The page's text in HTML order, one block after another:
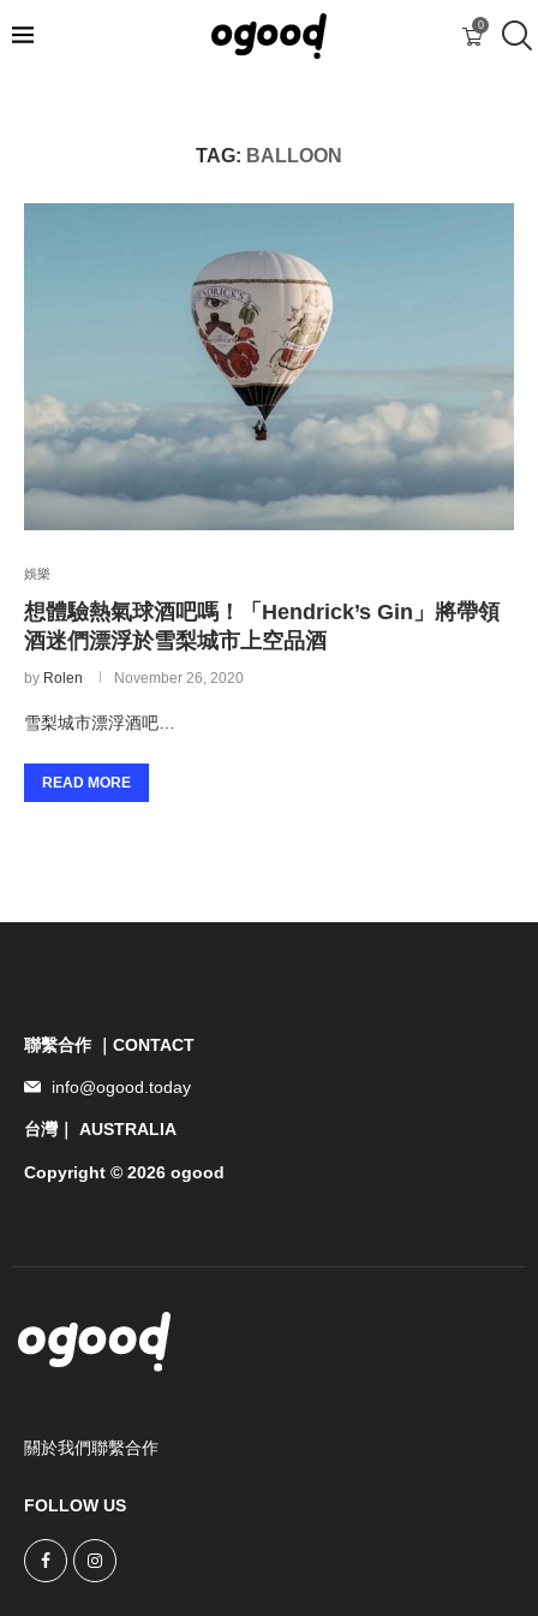
0
TAG: BALLOON
娛樂
想體驗熱氣球酒吧嗎！「Hendrick’s Gin」將帶領
酒迷們漂浮於雪梨城市上空品酒
by Rolen November 26, 2020
雪梨城市漂浮酒吧…
READ MORE
聯繫合作 ｜CONTACT
info@ogood.today
台灣｜ AUSTRALIA
Copyright © 2026 ogood
關於我們聯繫合作
FOLLOW US